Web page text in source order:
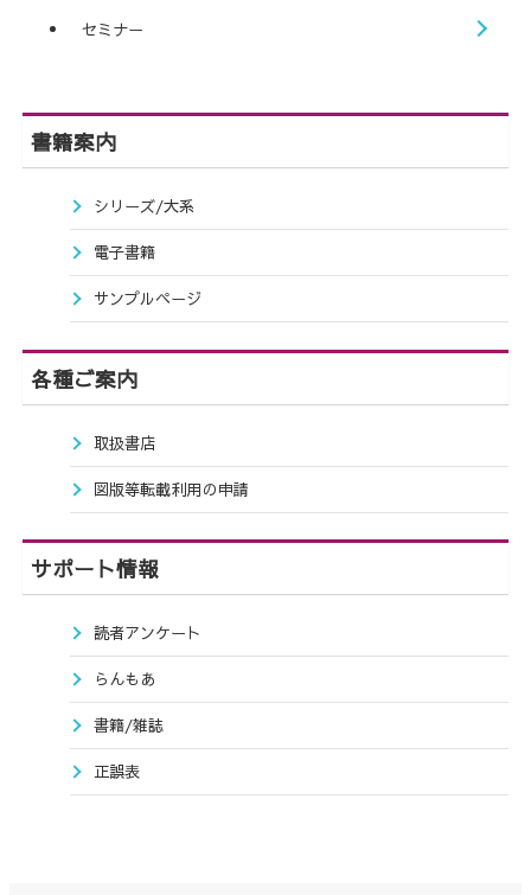
セミナー
書籍案内
シリーズ/大系
電子書籍
サンプルページ
各種ご案内
取扱書店
図版等転載利用の申請
サポート情報
読者アンケート
らんもあ
書籍/雑誌
正誤表